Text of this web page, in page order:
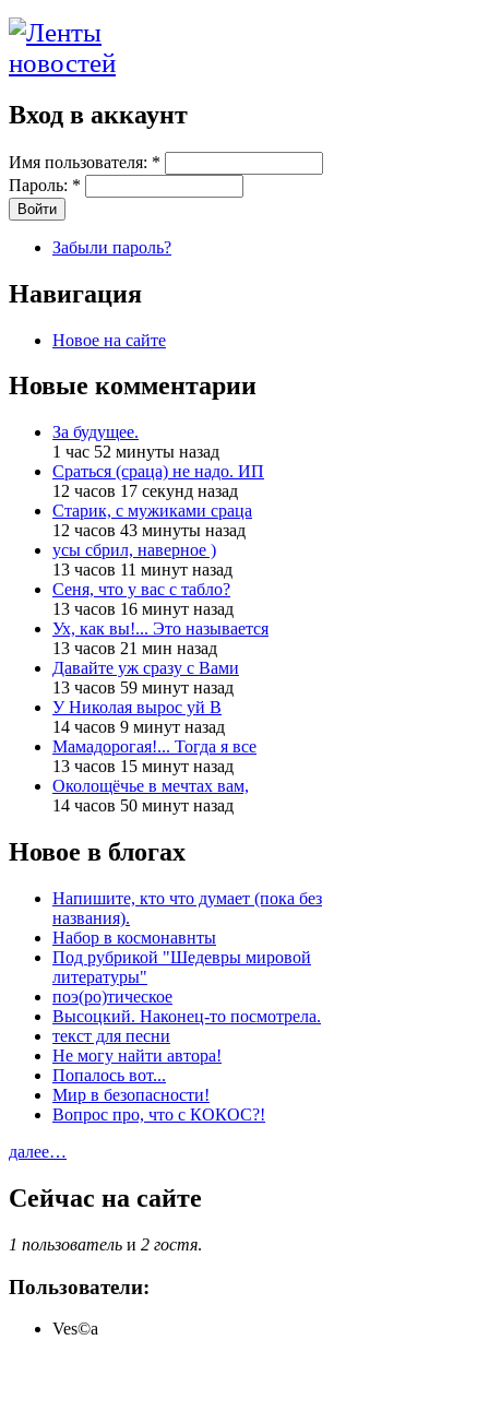
Вход в аккаунт
Имя пользователя: *
Пароль: *
Забыли пароль?
Навигация
Новое на сайте
Новые комментарии
За будущее.
1 час 52 минуты назад
Сраться (сраца) не надо. ИП
12 часов 17 секунд назад
Старик, с мужиками сраца
12 часов 43 минуты назад
усы сбрил, наверное )
13 часов 11 минут назад
Сеня, что у вас с табло?
13 часов 16 минут назад
Ух, как вы!... Это называется
13 часов 21 мин назад
Давайте уж сразу с Вами
13 часов 59 минут назад
У Николая вырос уй В
14 часов 9 минут назад
Мамадорогая!... Тогда я все
13 часов 15 минут назад
Околощёчье в мечтах вам,
14 часов 50 минут назад
Новое в блогах
Напишите, кто что думает (пока без
названия).
Набор в космонавнты
Под рубрикой "Шедевры мировой
литературы"
поэ(ро)тическое
Высоцкий. Наконец-то посмотрела.
текст для песни
Не могу найти автора!
Попалось вот...
Мир в безопасности!
Вопрос про, что с КОКОС?!
далее…
Сейчас на сайте
1 пользователь и 2 гостя.
Пользователи:
Ves©a